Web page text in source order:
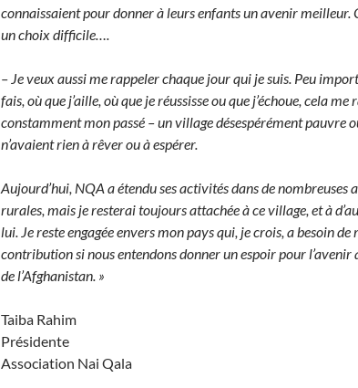
connaissaient pour donner à leurs enfants un avenir meilleur.
un choix difficile….
– Je veux aussi me rappeler chaque jour qui je suis. Peu
fais, où que j’aille, où que je réussisse ou que j’échoue, cela me
constamment mon passé – un village désespérément pauvre
n’avaient rien à rêver ou à espérer.
Aujourd’hui, NQA a étendu ses activités dans de nombreuses
rurales, mais je resterai toujours attachée à ce village, et à
lui. Je reste engagée envers mon pays qui, je crois, a besoin de
contribution si nous entendons donner un espoir pour l’avenir
de l’Afghanistan. »
Taiba Rahim
Présidente
Association Nai Qala